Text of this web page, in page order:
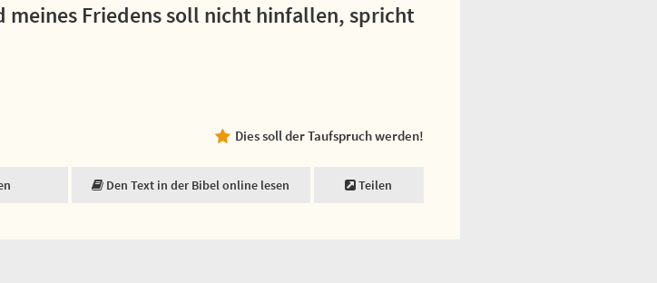
Friedens soll nicht hinfallen, spricht
Dies soll der Taufspruch werden!
Den Text in der Bibel online lesen Teilen